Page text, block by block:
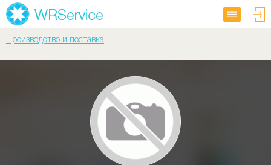
Производство и поставка